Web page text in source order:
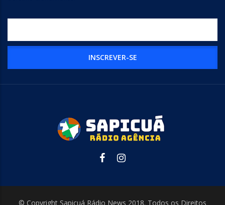
© Copyright Sapicuá Rádio News 2018. Todos os Direitos